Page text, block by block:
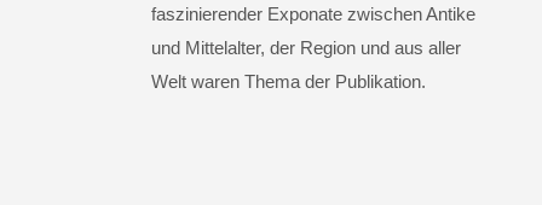
faszinierender Exponate zwischen Antike
und Mittelalter, der Region und aus aller
Welt waren Thema der Publikation.